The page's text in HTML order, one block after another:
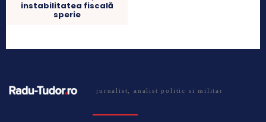
instabilitatea fiscală
sperie
jurnalist, analist politic si militar